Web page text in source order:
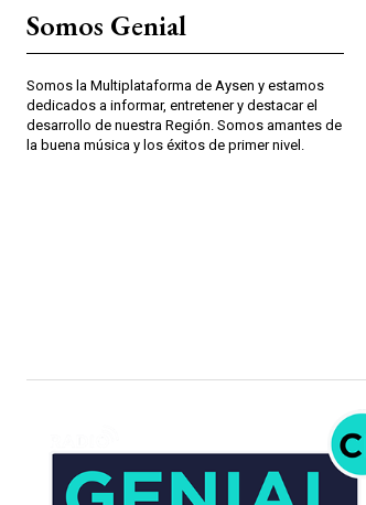
Somos Genial
Somos la Multiplataforma de Aysen y estamos
dedicados a informar, entretener y destacar el
desarrollo de nuestra Región. Somos amantes de
la buena música y los éxitos de primer nivel.